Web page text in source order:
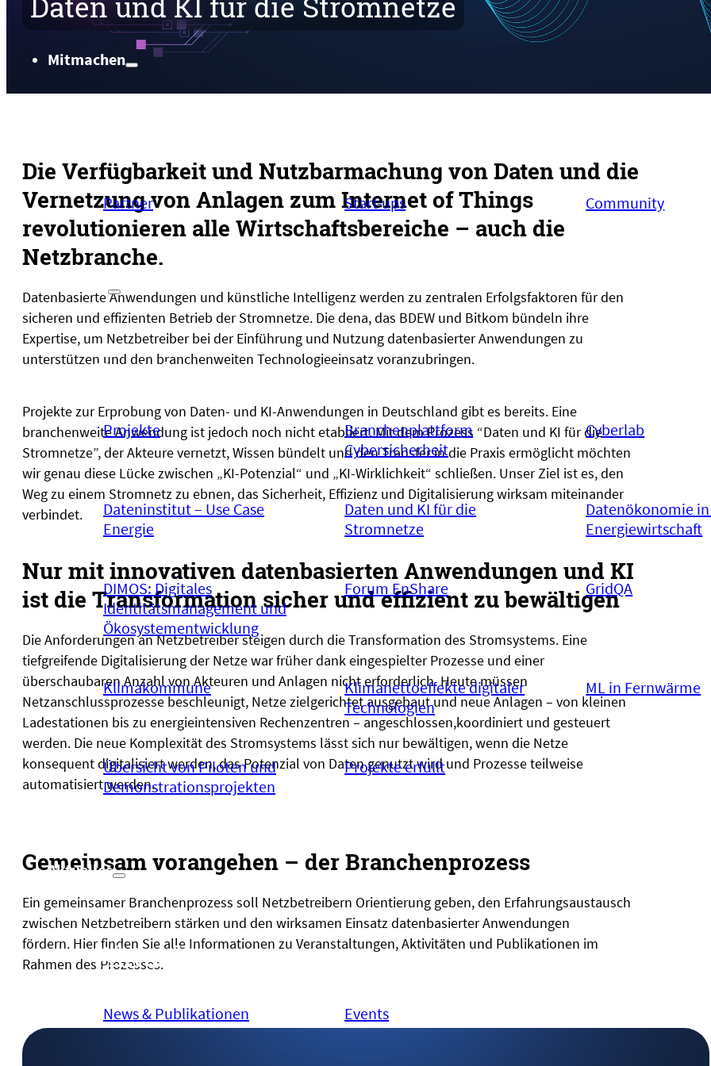
Mitmachen
Partner Start-ups Community
Projekte
Projekte
Branchenplattform
Cybersicherheit
Cyberlab
Dateninstitut – Use Case
Energie
Daten und KI für die
Stromnetze
Datenökonomie
Energiewirtschaft
DIMOS: Digitales
Identitätsmanagement und
Ökosystementwicklung
Forum EnShare GridQA
Klimakommune
Klimanettoeffekte digitaler
Technologien
ML in Fernwärme
Übersicht von Piloten und
Demonstrationsprojekten
Projekte erfüllt
Aktuelles
Aktuelles
News & Publikationen Events
Die Verfügbarkeit und Nutzbarmachung von Daten und die
Vernetzung von Anlagen zum Internet of Things
revolutionieren alle Wirtschaftsbereiche – auch die
Netzbranche.
Datenbasierte Anwendungen und künstliche Intelligenz werden zu zentralen Erfolgsfaktoren für den
sicheren und effizienten Betrieb der Stromnetze. Die dena, das BDEW und Bitkom bündeln ihre
Expertise, um Netzbetreiber bei der Einführung und Nutzung datenbasierter Anwendungen zu
unterstützen und den branchenweiten Technologieeinsatz voranzubringen.
Projekte zur Erprobung von Daten- und KI-Anwendungen in Deutschland gibt es bereits. Eine
branchenweite Anwendung ist jedoch noch nicht etabliert. Mit dem Prozess “Daten und KI für die
Stromnetze”, der Akteure vernetzt, Wissen bündelt und den Transfer in die Praxis ermöglicht möchten
wir genau diese Lücke zwischen „KI-Potenzial“ und „KI-Wirklichkeit“ schließen. Unser Ziel ist es, den
Weg zu einem Stromnetz zu ebnen, das Sicherheit, Effizienz und Digitalisierung wirksam miteinander
verbindet.
Nur mit innovativen datenbasierten Anwendungen und KI
ist die Transformation sicher und effizient zu bewältigen
Die Anforderungen an Netzbetreiber steigen durch die Transformation des Stromsystems. Eine
tiefgreifende Digitalisierung der Netze war früher dank eingespielter Prozesse und einer
überschaubaren Anzahl von Akteuren und Anlagen nicht erforderlich. Heute müssen
Netzanschlussprozesse beschleunigt, Netze zielgerichtet ausgebaut und neue Anlagen – von kleinen
Ladestationen bis zu energieintensiven Rechenzentren – angeschlossen,koordiniert und gesteuert
werden. Die neue Komplexität des Stromsystems lässt sich nur bewältigen, wenn die Netze
konsequent digitalisiert werden, das Potenzial von Daten genutzt wird und Prozesse teilweise
automatisiert werden.
Gemeinsam vorangehen – der Branchenprozess
Ein gemeinsamerBranchenprozess soll Netzbetreibern Orientierung geben,den Erfahrungsaustausch
zwischen Netzbetreibern stärken und den wirksamen Einsatz datenbasierter Anwendungen
fördern. Hier finden Sie alle Informationen zu Veranstaltungen, Aktivitäten und Publikationen im
Rahmen des Prozesses.